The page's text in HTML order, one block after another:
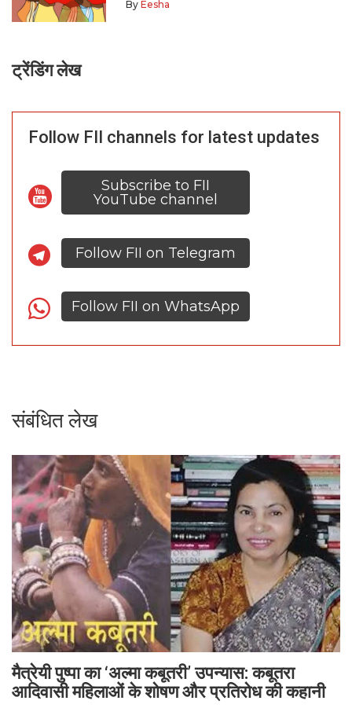
By Eesha
ट्रेंडिंग लेख
Follow FII channels for latest updates
Subscribe to FII
YouTube channel
Follow FII on Telegram
Follow FII on WhatsApp
संबंधित लेख
मैत्रेयी पुष्पा का ‘अल्मा कबूतरी’ उपन्यास: कबूतरा
आदिवासी महिलाओं के शोषण और प्रतिरोध की कहानी